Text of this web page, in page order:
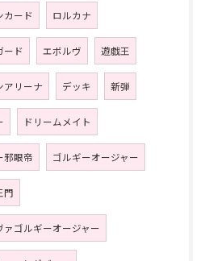
カード ロルカナ
ード エボルヴ 遊戯王
アリーナ デッキ 新弾
ドリームメイト
邪眼帝 ゴルギーオージャー
門
ァゴルギーオージャー